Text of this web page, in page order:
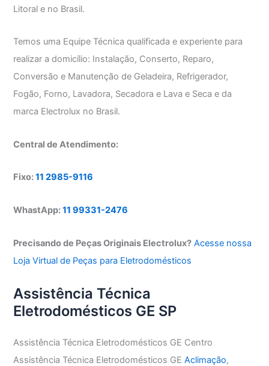
Litoral e no Brasil.
Temos uma Equipe Técnica qualificada e experiente para
realizar a domicílio: Instalação, Conserto, Reparo,
Conversão e Manutenção de Geladeira, Refrigerador,
Fogão, Forno, Lavadora, Secadora e Lava e Seca e da
marca Electrolux no Brasil.
Central de Atendimento:
Fixo:11 2985-9116
WhastApp:11 99331-2476
Precisando de Peças Originais Electrolux? Acesse nossa
Loja Virtual de Peças para Eletrodomésticos
Assistência Técnica
Eletrodomésticos GE SP
Assistência Técnica Eletrodomésticos GE Centro
Assistência Técnica Eletrodomésticos GEAclimação,